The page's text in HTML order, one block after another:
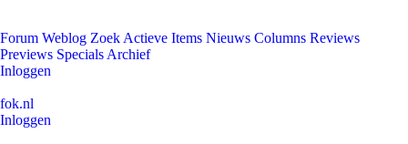
Forum Weblog Zoek Actieve Items Nieuws Columns Reviews
Previews Specials Archief
Inloggen
fok.nl
Inloggen